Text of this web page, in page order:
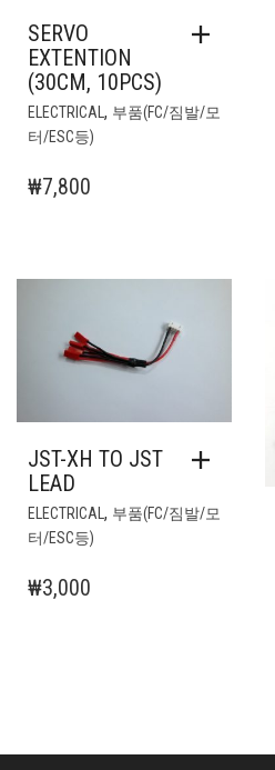
SERVO
EXTENTION
(30CM, 10PCS)
ELECTRICAL, 부품(FC/짐발/모
터/ESC등)
₩7,800
JST-XH TO JST
LEAD
ELECTRICAL , 부품(FC/짐발/모
터/ESC등)
₩3,000